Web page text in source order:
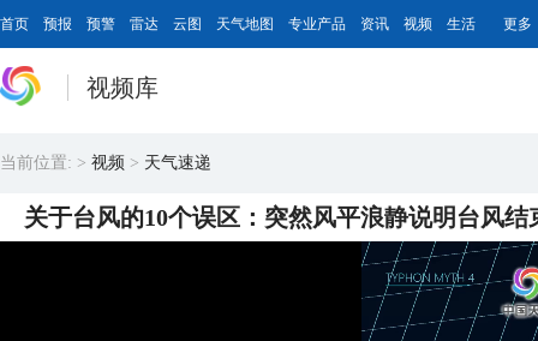
首页 预报 预警 雷达 云图 天气地图 专业产品 资讯 视频 生活 更多
视频库
当前位置: > 视频 > 天气速递
关于台风的10个误区：突然风平浪静说明台风结